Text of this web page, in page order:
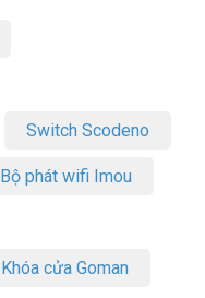
Switch Scodeno
Bộ phát wifi Imou
Khóa cửa Goman